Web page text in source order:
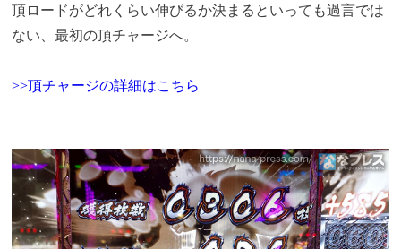
頂ロードがどれくらい伸びるか決まるといっても過言では
ない、最初の頂チャージへ。
>>頂チャージの詳細はこちら